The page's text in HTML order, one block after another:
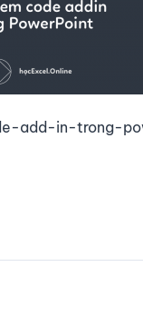
add-in-trong-